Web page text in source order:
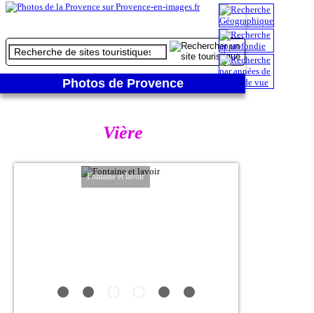
Photos de Provence
Vière
Fontaine et lavoir